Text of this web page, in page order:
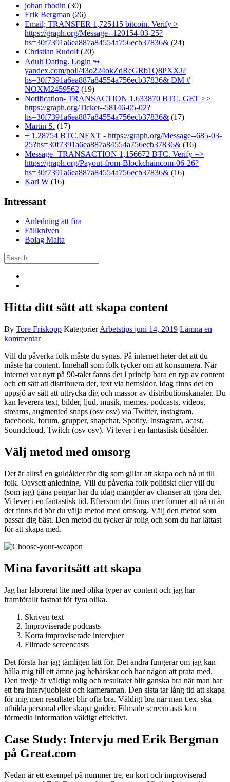
johan rhodin (30)
Erik Bergman (26)
Email; TRANSFER 1,725115 bitcoin. Verify >
https://graph.org/Message--120154-03-25?
hs=30f7391a6ea887a84554a756ecb37836& (24)
Christian Rudolf(20)
Adult Dating. Login ↬
yandex.com/poll/43o224okZdReGRb1Q8PXXJ?
hs=30f7391a6ea887a84554a756ecb37836& DM #
NOXM2459562 (19)
Notification- TRANSACTION 1,633870 BTC. GET >>
https://graph.org/Ticket--58146-05-02?
hs=30f7391a6ea887a84554a756ecb37836& (17)
Martin S. (17)
+ 1.28754 BTC.NEXT - https://graph.org/Message--685-03-
25?hs=30f7391a6ea887a84554a756ecb37836& (16)
Message- TRANSACTION 1,156672 BTC. Verify =>
https://graph.org/Payout-from-Blockchaincom-06-26?
hs=30f7391a6ea887a84554a756ecb37836& (16)
Karl W (16)
Intressant
Anledning att fira
Fällkniven
Bolag Malta
Hitta ditt sätt att skapa content
By Tore Friskopp KategorierArbetstips juni 14, 2019 Lämna en
kommentar
Vill du påverka folk måste du synas. På internet heter det att du
måste ha content. Innehåll som folk tycker om att konsumera. När
internet var nytt på 90-talet fanns det i princip bara en typ av content
och ett sätt att distribuera det, text via hemsidor. Idag finns det en
uppsjö av sätt att uttrycka dig och massor av distributionskanaler. Du
kan leverera text, bilder, ljud, musik, memes, podcasts, videos,
streams, augmented snaps (osv osv) via Twitter, instagram,
facebook, forum, grupper, snapchat, Spotify, Instagram, acast,
Soundcloud, Twitch (osv osv). Vi lever i en fantastisk tidsålder.
Välj metod med omsorg
Det är alltså en guldålder för dig som gillar att skapa och nå ut till
folk. Oavsett anledning. Vill du påverka folk politiskt eller vill du
(som jag) tjäna pengar har du idag mängder av chanser att göra det.
Vi lever i en fantastisk tid. Eftersom det finns mer former att nå ut än
det finns tid bör du välja metod med omsorg. Välj den metod som
passar dig bäst. Den metod du tycker är rolig och som du har lättast
för att skapa med.
Mina favoritsätt att skapa
Jag har laborerat lite med olika typer av content och jag har
framförallt fastnat för fyra olika.
Skriven text
Improviserade podcasts
Korta improviserade intervjuer
Filmade screencasts
Det första har jag tämligen lätt för. Det andra fungerar om jag kan
hålla mig till ett ämne jag behärskar och har någon att prata med.
Den tredje är väldigt rolig och resultatet blir ganska bra när man har
ett bra intervjuobjekt och kameraman. Den sista tar lång tid att skapa
för mig men resultatet blir ofta bra. Väldigt bra när man t.ex. ska
utbilda personal eller skapa guider. Filmade screencasts kan
förmedla information väldigt effektivt.
Case Study: Intervju med Erik Bergman
på Great.com
Nedan är ett exempel på nummer tre, en kort och improviserad